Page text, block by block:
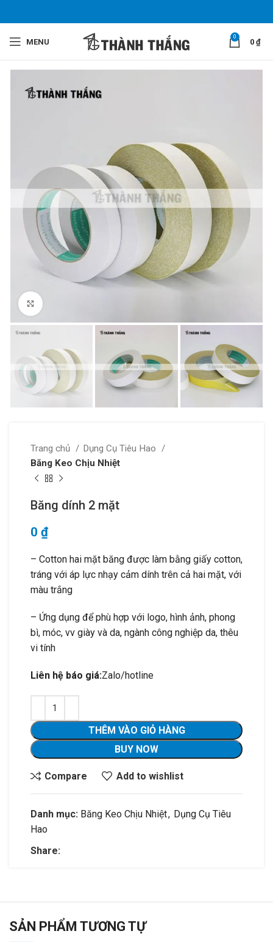
MENU
0
0 ₫
Trang chủ
Dụng Cụ Tiêu Hao
Băng Keo Chịu Nhiệt
Băng dính 2 mặt
0 ₫
– Cotton hai mặt băng được làm bằng giấy cotton,
tráng với áp lực nhạy cảm dính trên cả hai mặt, với
màu trắng
– Ứng dụng để phù hợp với logo, hình ảnh, phong
bì, móc, vv giày và da, ngành công nghiệp da, thêu
vi tính
Liên hệ báo giá:Zalo/hotline
THÊM VÀO GIỎ HÀNG
BUY NOW
Compare Add to wishlist
Danh mục: Băng Keo Chịu Nhiệt, Dụng Cụ Tiêu
Hao
Share:
SẢN PHẨM TƯƠNG TỰ